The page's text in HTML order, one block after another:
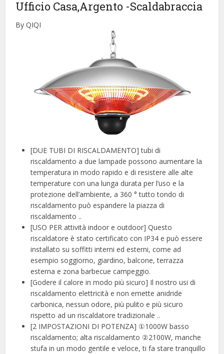
Ufficio Casa,Argento -Scaldabraccia
By QIQI
[DUE TUBI DI RISCALDAMENTO] tubi di
riscaldamento a due lampade possono aumentare la
temperatura in modo rapido e di resistere alle alte
temperature con una lunga durata per l’uso e la
protezione dell’ambiente, a 360 ° tutto tondo di
riscaldamento può espandere la piazza di
riscaldamento ..
[USO PER attività indoor e outdoor] Questo
riscaldatore è stato certificato con IP34 e può essere
installato su soffitti interni ed esterni, come ad
esempio soggiorno, giardino, balcone, terrazza
esterna e zona barbecue campeggio.
[Godere il calore in modo più sicuro] Il nostro usi di
riscaldamento elettricità e non emette anidride
carbonica, nessun odore, più pulito e più sicuro
rispetto ad un riscaldatore tradizionale ..
[2 IMPOSTAZIONI DI POTENZA] ①1000W basso
riscaldamento; alta riscaldamento ②2100W, manche
stufa in un modo gentile e veloce, ti fa stare tranquillo